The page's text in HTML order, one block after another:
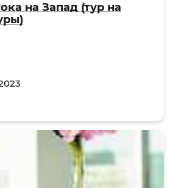
на Запад (тур на